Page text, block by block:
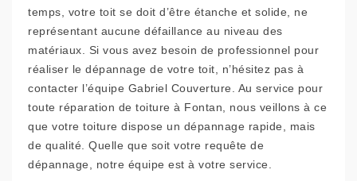
temps, votre toit se doit d’être étanche et solide, ne
représentant aucune défaillance au niveau des
matériaux. Si vous avez besoin de professionnel pour
réaliser le dépannage de votre toit, n’hésitez pas à
contacter l’équipe Gabriel Couverture. Au service pour
toute réparation de toiture à Fontan, nous veillons à ce
que votre toiture dispose un dépannage rapide, mais
de qualité. Quelle que soit votre requête de
dépannage, notre équipe est à votre service.